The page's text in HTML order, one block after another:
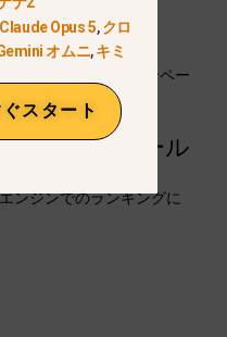
ージ、Eメールキャンペー
。.
ためのAIツール
ンジンでのランキングに
Claude Opus 5,クロ
オムニ,キミ
スタート